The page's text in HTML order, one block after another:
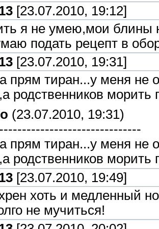
[23.07.2010, 19:12]
я не умею,мои
подать рецепт в
[23.07.2010, 19:31]
прям тиран...у меня
родственников морить
(23.07.2010, 19:31)
прям тиран...у меня
родственников морить
[23.07.2010, 19:49]
хоть и медленный
не мучиться!